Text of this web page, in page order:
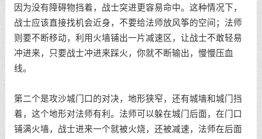
因为没有障碍物挡着，战士突进更容易命中。这种情况下，
战士应该直接找机会近身，不要给法师放风筝的空间；法师
则要不断移动，利用火墙铺出一片减速区，让战士不敢轻易
冲进来，只要战士冲进来踩火，你就不断输出，慢慢压血
线。
第二个是攻沙城门口的对决，地形狭窄，还有城墙和城门挡
着，这个地形对法师有利。法师可以躲在城门后面，在门口
铺满火墙，战士进来一个就被火烧，还被减速，法师在后面